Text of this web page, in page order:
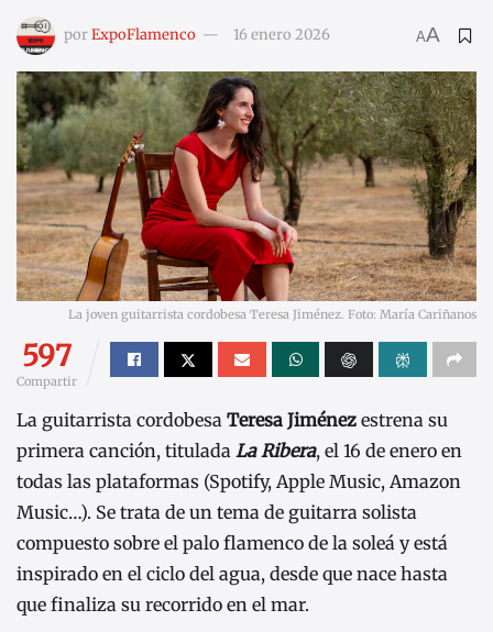
porExpoFlamenco 16 enero 2026 AA
La joven guitarrista cordobesa Teresa Jiménez. Foto: María Cariñanos
597
Compartir
La guitarrista cordobesa Teresa Jiménez estrena su
primera canción, titulada La Ribera, el 16 de enero en
todas las plataformas (Spotify, Apple Music, Amazon
Music…). Se trata de un tema de guitarra solista
compuesto sobre el palo flamenco de la soleá y está
inspirado en el ciclo del agua, desde que nace hasta
que finaliza su recorrido en el mar.